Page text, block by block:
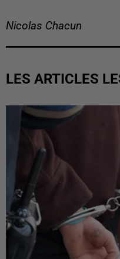
Nicolas Chacun
LES ARTICLES